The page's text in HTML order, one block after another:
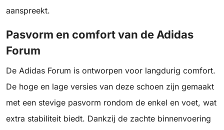
aanspreekt.
Pasvorm en comfort van de Adidas
Forum
De Adidas Forum is ontworpen voor langdurig comfort.
De hoge en lage versies van deze schoen zijn gemaakt
met een stevige pasvorm rondom de enkel en voet, wat
extra stabiliteit biedt. Dankzij de zachte binnenvoering